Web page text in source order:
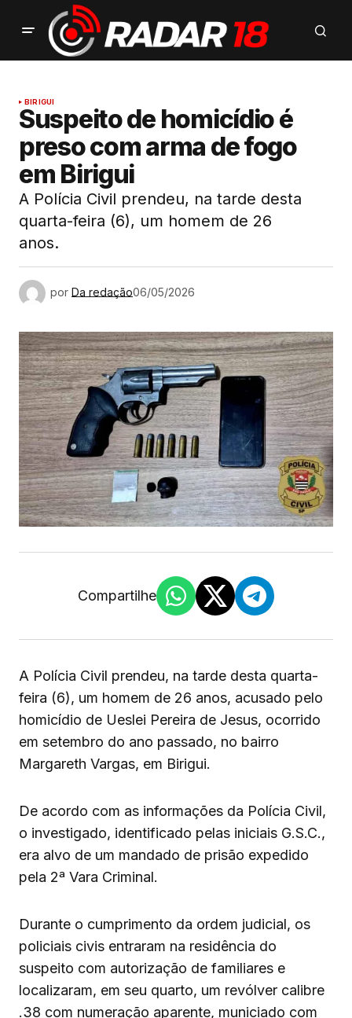
BIRIGUI
Suspeito de homicídio é
preso com arma de fogo
em Birigui
A Polícia Civil prendeu, na tarde desta
quarta-feira (6), um homem de 26
anos.
por Da redação06/05/2026
Compartilhe
A Polícia Civil prendeu, na tarde desta quarta-
feira (6), um homem de 26 anos, acusado pelo
homicídio de Ueslei Pereira de Jesus, ocorrido
em setembro do ano passado, no bairro
Margareth Vargas, em Birigui.
De acordo com as informações da Polícia Civil,
o investigado, identificado pelas iniciais G.S.C.,
era alvo de um mandado de prisão expedido
pela 2ª Vara Criminal.
Durante o cumprimento da ordem judicial, os
policiais civis entraram na residência do
suspeito com autorização de familiares e
localizaram, em seu quarto, um revólver calibre
.38 com numeração aparente, municiado com